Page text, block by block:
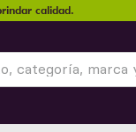
calidad.
marca y más